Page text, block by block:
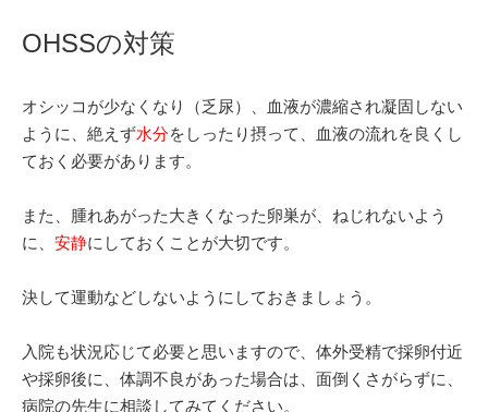
OHSSの対策
オシッコが少なくなり（乏尿）、血液が濃縮され凝固しない
ように、絶えず水分をしったり摂って、血液の流れを良くし
ておく必要があります。
また、腫れあがった大きくなった卵巣が、ねじれないよう
に、 安静にしておくことが大切です。
決して運動などしないようにしておきましょう。
入院も状況応じて必要と思いますので、体外受精で採卵付近
や採卵後に、体調不良があった場合は、面倒くさがらずに、
病院の先生に相談してみてください。